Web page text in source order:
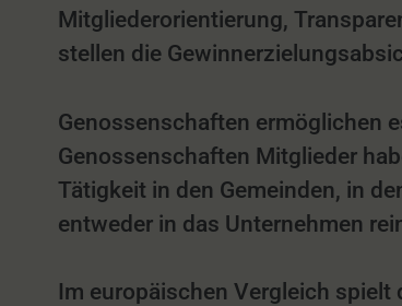
Mitgliederorientierung,
stellen die
Genossenschaften ermöglichen
Genossenschaften Mitglieder
Tätigkeit in den Gemeinden, in
entweder in das Unternehmen
Im europäischen Vergleich